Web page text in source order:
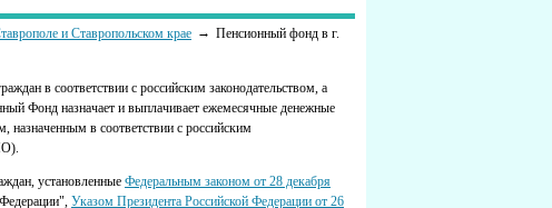
и Ставропольском крае
Пенсионный фонд в г.
в соответствии с российским законодательством, а
Фонд назначает и выплачивает ежемесячные денежные
в соответствии с российским
установленные Федеральным законом от 28 декабря
Указом Президента Российской Федерации от 26